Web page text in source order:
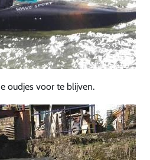
oudjes voor te blijven.